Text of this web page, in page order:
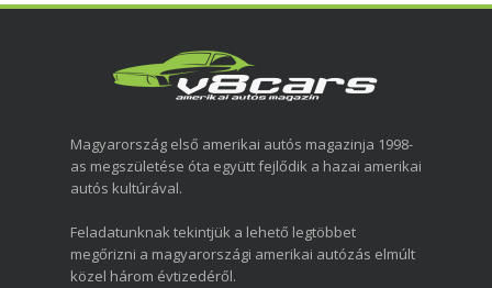
Magyarország első amerikai autós magazinja 1998-
as megszületése óta együtt fejlődik a hazai amerikai
autós kultúrával.
Feladatunknak tekintjük a lehető legtöbbet
megőrizni a magyarországi amerikai autózás elmúlt
közel három évtizedéről.